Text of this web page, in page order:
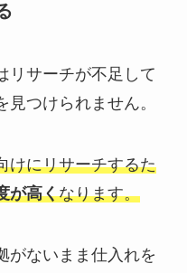
リサーチが不足して
つけられません。
けにリサーチするた
が高くなります。
がないまま仕入れを